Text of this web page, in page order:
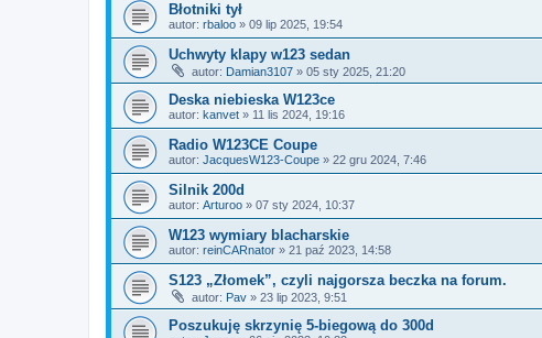
Błotniki tył
autor: rbaloo » 09 lip 2025, 19:54
Uchwyty klapy w123 sedan
autor: Damian3107 » 05 sty 2025, 21:20
Deska niebieska W123ce
autor: kanvet » 11 lis 2024, 19:16
Radio W123CE Coupe
autor: JacquesW123-Coupe » 22 gru 2024, 7:46
Silnik 200d
autor: Arturoo » 07 sty 2024, 10:37
W123 wymiary blacharskie
autor: reinCARnator » 21 paź 2023, 14:58
S123 „Złomek”, czyli najgorsza beczka na forum.
autor: Pav » 23 lip 2023, 9:51
Poszukuję skrzynię 5-biegową do 300d